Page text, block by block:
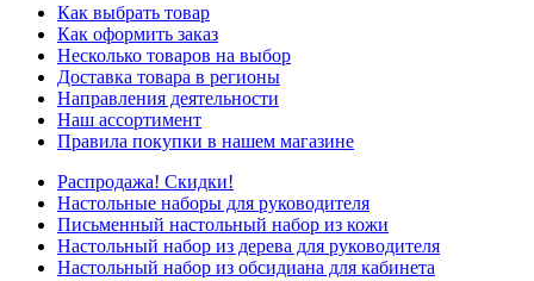
Как выбрать товар
Как оформить заказ
Несколько товаров на выбор
Доставка товара в регионы
Направления деятельности
Наш ассортимент
Правила покупки в нашем магазине
Распродажа! Скидки!
Настольные наборы для руководителя
Письменный настольный набор из кожи
Настольный набор из дерева для руководителя
Настольный набор из обсидиана для кабинета